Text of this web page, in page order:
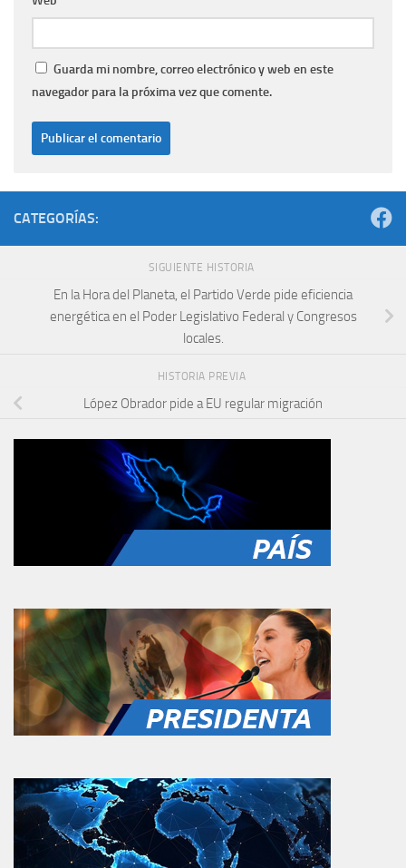
Guarda mi nombre, correo electrónico y web en este
navegador para la próxima vez que comente.
CATEGORÍAS:
SIGUIENTE HISTORIA
En la Hora del Planeta, el Partido Verde pide eficiencia
energética en el Poder Legislativo Federal y Congresos
locales.
HISTORIA PREVIA
López Obrador pide a EU regular migración